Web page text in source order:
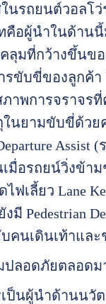
นรถยนต์วอลโ
คือผู้นำในด้าน
ลุมที่กว้างขึ้นข
ขับขี่ของลูกค้า
พการจราจร
นยามขับขี่ด้วย
อรถยน์วิ่งข้าม
ฟเลี้ยว Lane
มี Pedestrian
คนเดินเท้าแล
ปลอดภัยตลอดม
ป็นผู้นำด้านนวั